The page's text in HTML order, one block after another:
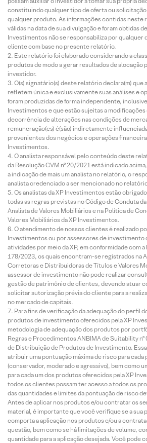
constituindo qualquer tipo de oferta ou solicitação
qualquer produto. As informações contidas neste
válidas na data de sua divulgação e foram obtidas
Investimentos não se responsabiliza por qualquer
cliente com base no presente relatório.
Este relatório foi elaborado considerando a
produtos de modo a gerar resultados de alocação
investidor.
O(s) signatário(s) deste relatório declara(m) que
refletem única e exclusivamente suas análises e
foram produzidas de forma independente,
Investimentos e que estão sujeitas a modificações
decorrência de alterações nas condições de
remuneração(es) é(são) indiretamente
provenientes dos negócios e operações
Investimentos.
O analista responsável pelo conteúdo deste
da Resolução CVM nº 20/2021 está indicado
a indicação de mais um analista no relatório, o
analista credenciado a ser mencionado no
Os analistas da XP Investimentos estão
todas as regras previstas no Código de Conduta
Analista de Valores Mobiliários e na Política de
Valores Mobiliários da XP Investimentos.
O atendimento de nossos clientes é realizado
Investimentos ou por assessores de investimento
atividades por meio da XP, em conformidade com a
178/2023, os quais encontram-se registrados na
Corretoras e Distribuidoras de Títulos e Valores
assessor de investimento não pode realizar
gestão de patrimônio de clientes, devendo atuar
solicitar autorização prévia do cliente para a
no mercado de capitais.
Para fins de verificação da adequação do perfil
produtos de investimento oferecidos pela XP
metodologia de adequação dos produtos por
Regras e Procedimentos ANBIMA de Suitability nº
de Distribuição de Produtos de Investimento.
atribuir uma pontuação máxima de risco para
(conservador, moderado e agressivo), bem como
para cada um dos produtos oferecidos pela XP
todos os clientes possam ter acesso a todos os
das quantidades e limites da pontuação de risco
Antes de aplicar nos produtos e/ou contratar os
material, é importante que você verifique se a sua
comporta a aplicação nos produtos e/ou a
questão, bem como se há limitações de volume,
quantidade para a aplicação desejada. Você pode